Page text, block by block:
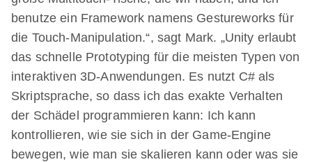
benutze ein Framework namens Gestureworks für
die Touch-Manipulation.“, sagt Mark. „Unity erlaubt
das schnelle Prototyping für die meisten Typen von
interaktiven 3D-Anwendungen. Es nutzt C# als
Skriptsprache, so dass ich das exakte Verhalten
der Schädel programmieren kann: Ich kann
kontrollieren, wie sie sich in der Game-Engine
bewegen, wie man sie skalieren kann oder was sie